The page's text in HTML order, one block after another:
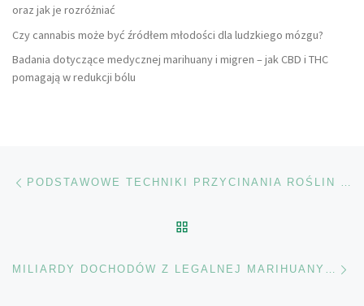
oraz jak je rozróżniać
Czy cannabis może być źródłem młodości dla ludzkiego mózgu?
Badania dotyczące medycznej marihuany i migren – jak CBD i THC
pomagają w redukcji bólu
Nawigacja wpisu PODSTAWOWE TECHNIKI PRZYCINANIA ROŚLIN MARIHUANY
MILIARDY DOCHODÓW Z LEGALNEJ MARIHUANY DLA FISKUSA